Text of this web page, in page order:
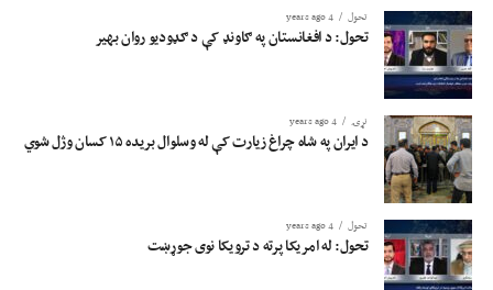
تحول 4 years ago
تحول: د افغانستان په ګاونډ کې د ګډودیو روان بهیر
نړۍ 4 years ago
د ایران په شاه چراغ زیارت کې له وسلوال بریده ۱۵ کسان وژل شوي
تحول 4 years ago
تحول: له امریکا پرته د ترویکا نوی جوړښت